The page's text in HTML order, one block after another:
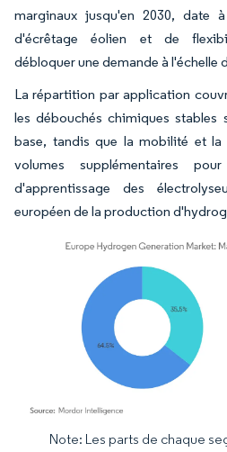
marginaux jusqu'en 2030, date
d'écrêtage éolien et de
débloquer une demande à l'échelle
La répartition par application
les débouchés chimiques stables
base, tandis que la mobilité et la
volumes supplémentaires
d'apprentissage des
européen de la production
Image © Mordor Intelligence. La
Note: Les parts de chaque